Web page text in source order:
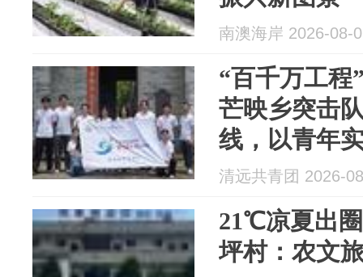
南澳海岸 2026-08-
“百千万工程
芒映乡突击
线，以青年
振兴
清远共青团 2026-
21℃凉夏出
坪村：农文